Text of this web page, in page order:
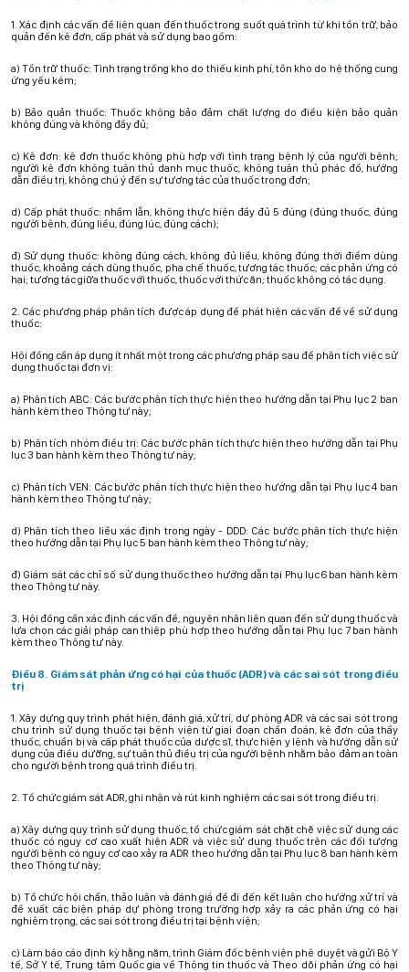
1. Xác định các vấn đề liên quan đến thuốc trong suốt quá trình từ khi tồn trữ, bảo
quản đến kê đơn, cấp phát và sử dụng bao gồm:
a) Tồn trữ thuốc: Tình trạng trống kho do thiếu kinh phí, tồn kho do hệ thống cung
ứng yếu kém;
b) Bảo quản thuốc: Thuốc không bảo đảm chất lượng do điều kiện bảo quản
không đúng và không đầy đủ;
c) Kê đơn: kê đơn thuốc không phù hợp với tình trạng bệnh lý của người bệnh;
người kê đơn không tuân thủ danh mục thuốc, không tuân thủ phác đồ, hướng
dẫn điều trị, không chú ý đến sự tương tác của thuốc trong đơn;
d) Cấp phát thuốc: nhầm lẫn, không thực hiện đầy đủ 5 đúng (đúng thuốc, đúng
người bệnh, đúng liều, đúng lúc, đúng cách);
đ) Sử dụng thuốc: không đúng cách, không đủ liều, không đúng thời điểm dùng
thuốc, khoảng cách dùng thuốc, pha chế thuốc, tương tác thuốc; các phản ứng có
hại; tương tác giữa thuốc với thuốc, thuốc với thức ăn; thuốc không có tác dụng.
2. Các phương pháp phân tích được áp dụng để phát hiện các vấn đề về sử dụng
thuốc:
Hội đồng cần áp dụng ít nhất một trong các phương pháp sau để phân tích việc sử
dụng thuốc tại đơn vị:
a) Phân tích ABC: Các bước phân tích thực hiện theo hướng dẫn tại Phụ lục 2 ban
hành kèm theo Thông tư này;
b) Phân tích nhóm điều trị: Các bước phân tích thực hiện theo hướng dẫn tại Phụ
lục 3 ban hành kèm theo Thông tư này;
c) Phân tích VEN: Các bước phân tích thực hiện theo hướng dẫn tại Phụ lục 4 ban
hành kèm theo Thông tư này;
d) Phân tích theo liều xác định trong ngày - DDD: Các bước phân tích thực hiện
theo hướng dẫn tại Phụ lục 5 ban hành kèm theo Thông tư này;
đ) Giám sát các chỉ số sử dụng thuốc theo hướng dẫn tại Phụ lục 6 ban hành kèm
theo Thông tư này.
3. Hội đồng cần xác định các vấn đề, nguyên nhân liên quan đến sử dụng thuốc và
lựa chọn các giải pháp can thiệp phù hợp theo hướng dẫn tại Phụ lục 7 ban hành
kèm theo Thông tư này.
Điều 8. Giám sát phản ứng có hại của thuốc (ADR) và các sai sót trong điều
trị
1. Xây dựng quy trình phát hiện, đánh giá, xử trí, dự phòng ADR và các sai sót trong
chu trình sử dụng thuốc tại bệnh viện từ giai đoạn chẩn đoán, kê đơn của thầy
thuốc, chuẩn bị và cấp phát thuốc của dược sĩ, thực hiện y lệnh và hướng dẫn sử
dụng của điều dưỡng, sự tuân thủ điều trị của người bệnh nhằm bảo đảm an toàn
cho người bệnh trong quá trình điều trị.
2. Tổ chức giám sát ADR, ghi nhận và rút kinh nghiệm các sai sót trong điều trị.
a) Xây dựng quy trình sử dụng thuốc, tổ chức giám sát chặt chẽ việc sử dụng các
thuốc có nguy cơ cao xuất hiện ADR và việc sử dụng thuốc trên các đối tượng
người bệnh có nguy cơ cao xảy ra ADR theo hướng dẫn tại Phụ lục 8 ban hành kèm
theo Thông tư này;
b) Tổ chức hội chẩn, thảo luận và đánh giá để đi đến kết luận cho hướng xử trí và
đề xuất các biện pháp dự phòng trong trường hợp xảy ra các phản ứng có hại
nghiêm trọng, các sai sót trong điều trị tại bệnh viện;
c) Làm báo cáo định kỳ hằng năm, trình Giám đốc bệnh viện phê duyệt và gửi Bộ Y
tế, Sở Y tế, Trung tâm Quốc gia về Thông tin thuốc và Theo dõi phản ứng có hại